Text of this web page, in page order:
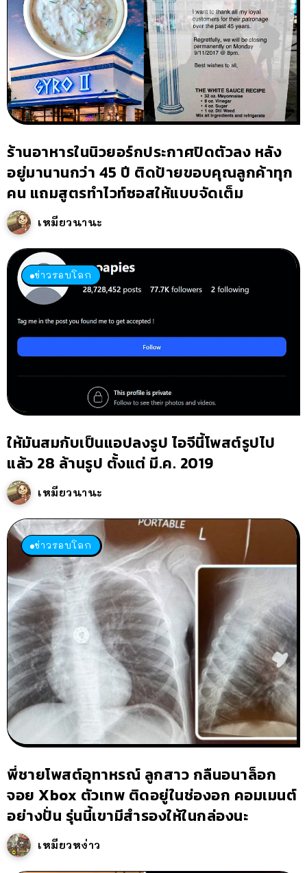
ร้านอาหารในนิวยอร์กประกาศปิดตัวลง หลัง
อยู่มานานกว่า 45 ปี ติดป้ายขอบคุณลูกค้าทุก
คน แถมสูตรทำไวท์ซอสให้แบบจัดเต็ม
เหมียวนานะ
ข่าวรอบโลก
ให้มันสมกับเป็นแอปลงรูป ไอจีนี้โพสต์รูปไป
แล้ว 28 ล้านรูป ตั้งแต่ มี.ค. 2019
เหมียวนานะ
ข่าวรอบโลก
พี่ชายโพสต์อุทาหรณ์ ลูกสาว กลืนอนาล็อก
จอย Xbox ตัวเทพ ติดอยู่ในช่องอก คอมเมนต์
อย่างปั่น รุ่นนี้เขามีสำรองให้ในกล่องนะ
เหมียวหง่าว